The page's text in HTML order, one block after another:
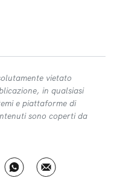
vietato
in qualsiasi
e piattaforme di
sono coperti da